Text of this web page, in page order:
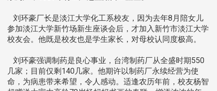
刘环豪厂长是淡江大学化工系校友，因为去年8月陪女儿
参加淡江大学新竹场新生座谈会后，才加入新竹市淡江大学
校友会。他既是校友也是学生家长，对母校认同度极高。
刘环豪强调制药是良心事业，台湾制药厂从全盛时期550
几家；目前仅剩140几家。他期许以制药厂永续经营为使
命，为病患带来希望，令人感动。适逢农历年前，校友杨智